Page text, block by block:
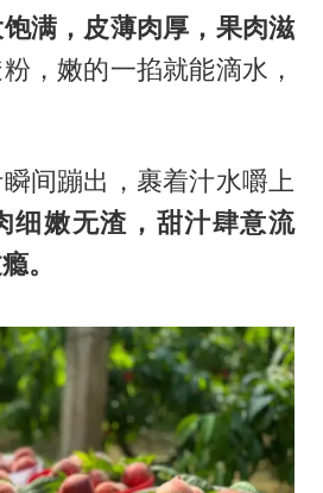
满，皮薄肉厚，果肉滋
，嫩的一掐就能滴水，
间蹦出，裹着汁水嚼上
细嫩无渣，甜汁肆意流
。